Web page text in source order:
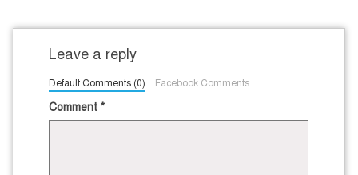
Leave a reply
Default Comments (0) Facebook Comments
Comment *